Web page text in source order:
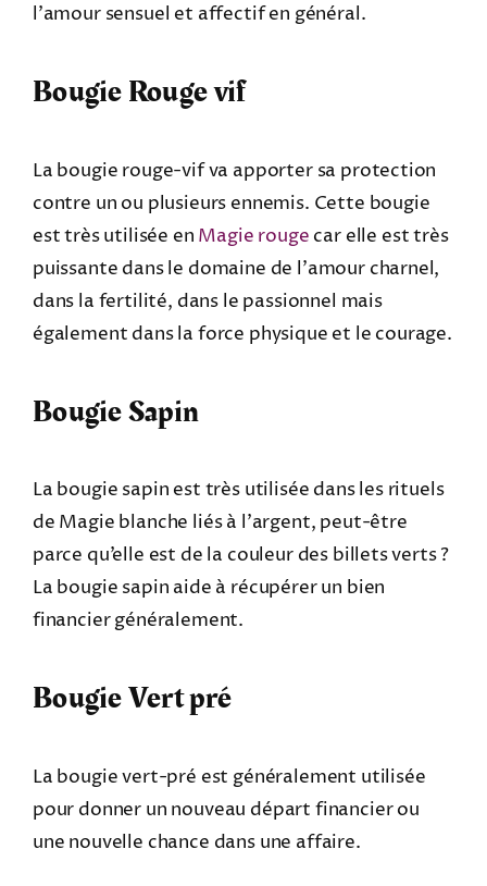
l’amour sensuel et affectif en général.
Bougie Rouge vif
La bougie rouge-vif va apporter sa protection
contre un ou plusieurs ennemis. Cette bougie
est très utilisée en Magie rouge car elle est très
puissante dans le domaine de l’amour charnel,
dans la fertilité, dans le passionnel mais
également dans la force physique et le courage.
Bougie Sapin
La bougie sapin est très utilisée dans les rituels
de Magie blanche liés à l’argent, peut-être
parce qu’elle est de la couleur des billets verts ?
La bougie sapin aide à récupérer un bien
financier généralement.
Bougie Vert pré
La bougie vert-pré est généralement utilisée
pour donner un nouveau départ financier ou
une nouvelle chance dans une affaire.